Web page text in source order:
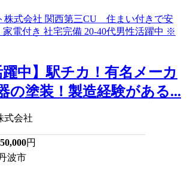
躍中】駅チカ！有名メーカ
の塗装！製造経験がある...
式会社
円
波市